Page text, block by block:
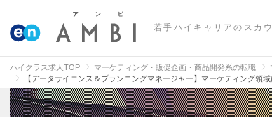
若手ハイキャリアのスカ
ハイクラス求人TOP マーケティング・販促企画・商品開発系の転職
【データサイエンス＆プランニングマネージャー】マーケティング領